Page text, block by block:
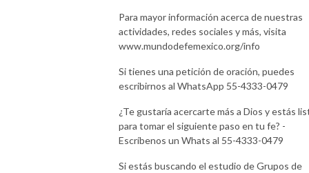
Para mayor información acerca de nuestras
actividades, redes sociales y más, visita
www.mundodefemexico.org/info
Si tienes una petición de oración, puedes
escribirnos al WhatsApp 55-4333-0479
¿Te gustaría acercarte más a Dios y estás
para tomar el siguiente paso en tu fe? -
Escríbenos un Whats al 55-4333-0479
Si estás buscando el estudio de Grupos de